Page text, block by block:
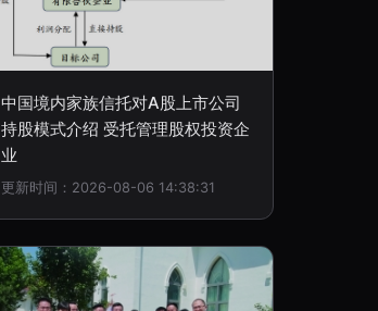
中国境内家族信托对A股上市公司
持股模式介绍 受托管理股权投资企
业
更新时间：2026-08-06 14:38:31